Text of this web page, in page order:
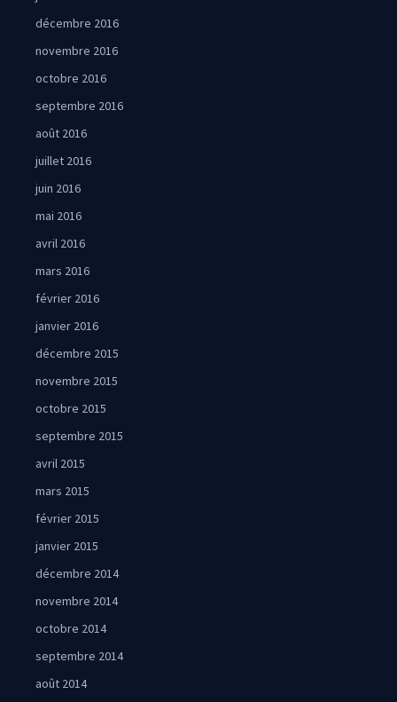
décembre 2016
novembre 2016
octobre 2016
septembre 2016
août 2016
juillet 2016
juin 2016
mai 2016
avril 2016
mars 2016
février 2016
janvier 2016
décembre 2015
novembre 2015
octobre 2015
septembre 2015
avril 2015
mars 2015
février 2015
janvier 2015
décembre 2014
novembre 2014
octobre 2014
septembre 2014
août 2014